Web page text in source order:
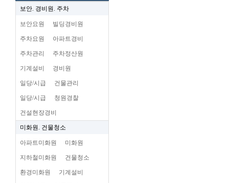
보안. 경비원. 주차
보안요원 빌딩경비원
주차요원 아파트경비
주차관리 주차정산원
기계설비 경비원
일당/시급 건물관리
일당/시급 청원경찰
건설현장경비
미화원. 건물청소
아파트미화원 미화원
지하철미화원 건물청소
환경미화원 기계설비